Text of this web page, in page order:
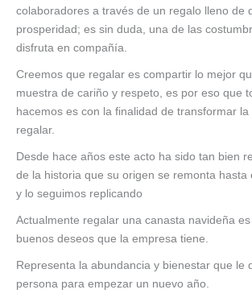
colaboradores a través de un regalo lleno de
prosperidad; es sin duda, una de las
disfruta en compañía.
Creemos que regalar es compartir lo mejor
muestra de cariño y respeto, es por eso que
hacemos es con la finalidad de transformar la
regalar.
Desde hace años este acto ha sido tan bien
de la historia que su origen se remonta hasta
y lo seguimos replicando
Actualmente regalar una canasta navideña
buenos deseos que la empresa tiene.
Representa la abundancia y bienestar que le
persona para empezar un nuevo año.